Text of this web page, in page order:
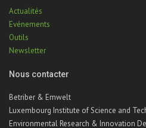
Actualités
Evénements
Outils
Newsletter
Nous contacter
Betriber & Emwelt
Luxembourg Institute of Science and
Environmental Research & Innovation